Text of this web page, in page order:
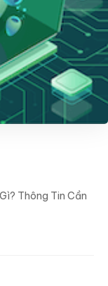
Thông Tin Cần